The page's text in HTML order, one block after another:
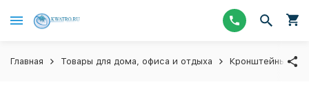
Главная Товары для дома, офиса и отдыха Кронштейны для